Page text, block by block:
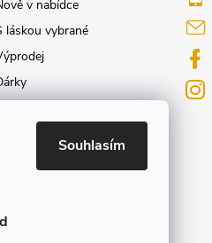
Souhlasím
v nabídce
láskou vybrané
e-shopu